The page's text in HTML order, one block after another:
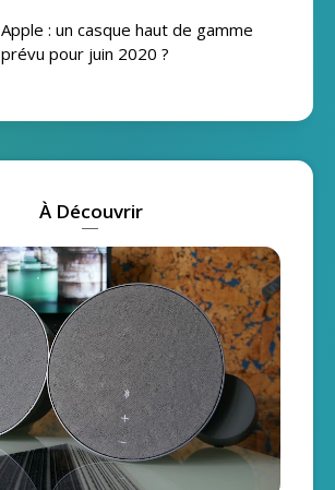
Apple : un casque haut de gamme
prévu pour juin 2020 ?
À Découvrir